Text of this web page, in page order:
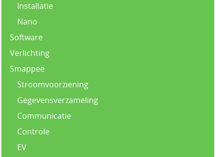
Installatie
Nano
Software
Verlichting
Smappee
Stroomvoorziening
Gegevensverzameling
Communicatie
Controle
EV